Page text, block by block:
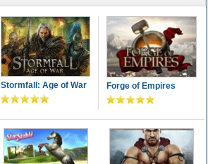
Stormfall: Age of War Forge of Empires